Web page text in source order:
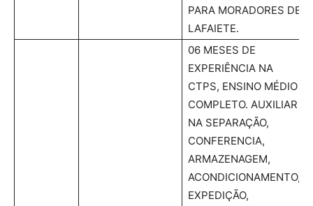
PARA MORADORES DE
LAFAIETE.
06 MESES DE
EXPERIÊNCIA NA
CTPS, ENSINO MÉDIO
COMPLETO. AUXILIAR
NA SEPARAÇÃO,
CONFERENCIA,
ARMAZENAGEM,
ACONDICIONAMENTO,
EXPEDIÇÃO,